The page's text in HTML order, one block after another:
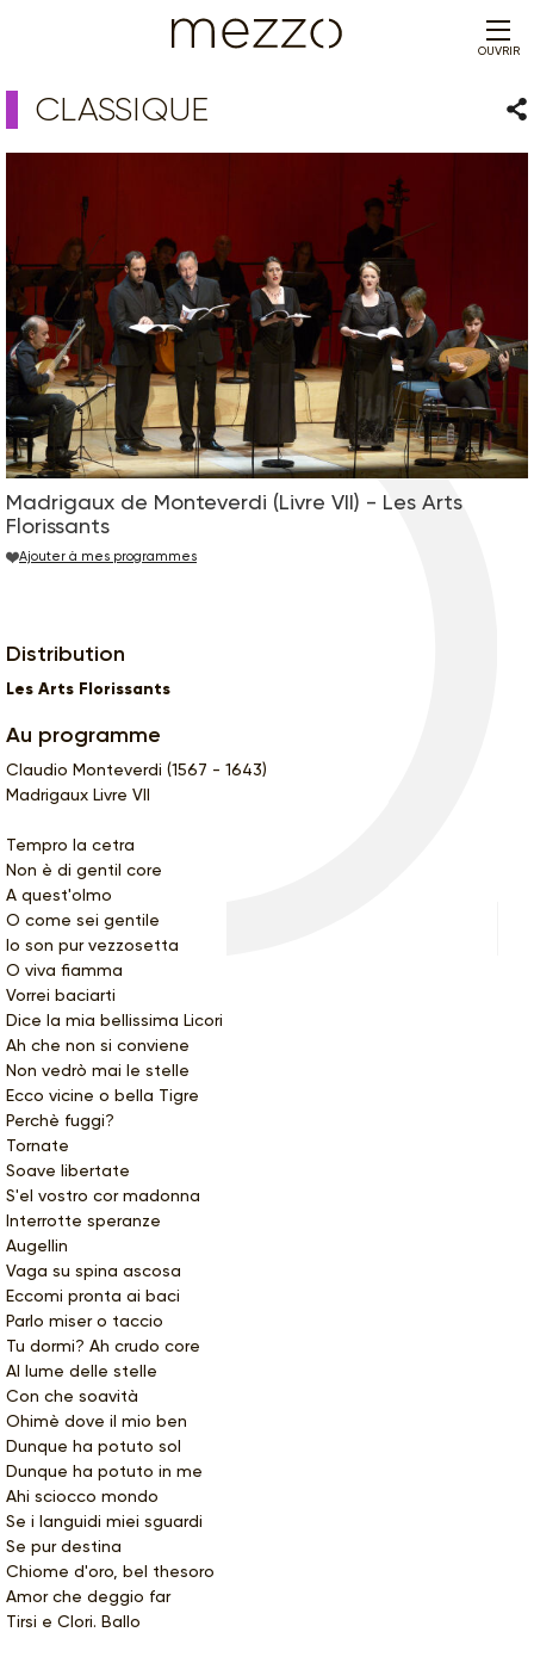
OUVRIR
CLASSIQUE
Madrigaux de Monteverdi (Livre VII) - Les Arts
Florissants
Ajouter à mes programmes
Distribution
Les Arts Florissants
Au programme
Claudio Monteverdi (1567 - 1643)
Madrigaux Livre VII
Tempro la cetra
Non è di gentil core
A quest'olmo
O come sei gentile
Io son pur vezzosetta
O viva fiamma
Vorrei baciarti
Dice la mia bellissima Licori
Ah che non si conviene
Non vedrò mai le stelle
Ecco vicine o bella Tigre
Perchè fuggi?
Tornate
Soave libertate
S'el vostro cor madonna
Interrotte speranze
Augellin
Vaga su spina ascosa
Eccomi pronta ai baci
Parlo miser o taccio
Tu dormi? Ah crudo core
Al lume delle stelle
Con che soavità
Ohimè dove il mio ben
Dunque ha potuto sol
Dunque ha potuto in me
Ahi sciocco mondo
Se i languidi miei sguardi
Se pur destina
Chiome d'oro, bel thesoro
Amor che deggio far
Tirsi e Clori. Ballo